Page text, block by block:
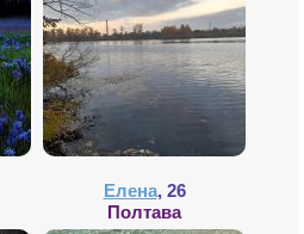
Елена, 26
Полтава